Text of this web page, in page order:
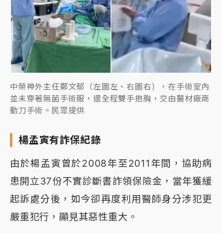
中榮神外主任鄭文郁（左圖左、右圖右），在手術室內
並未穿著無菌手術服，還全程雙手抱胸，交由醫材廠商
動刀手術。民眾提供
楊孟寅有詐保紀錄
由於楊孟寅曾於2008年至2011年間，協助病
患開立37份不實診斷書詐領保險金，當年獲緩
起訴處分後，如今卻再度利用醫師身分涉犯更
嚴重犯行，顯見其惡性重大。